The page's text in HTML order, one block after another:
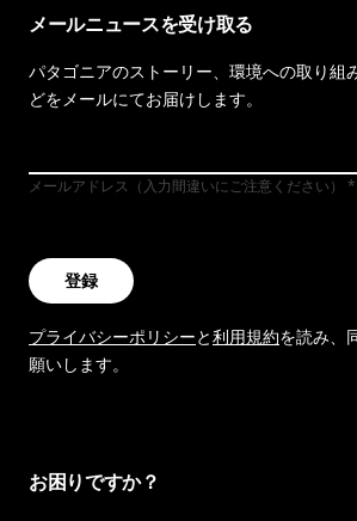
メールニュースを受け取る
パタゴニアのストーリー、環境への取り組
どをメールにてお届けします。
メールアドレス（入力間違いにご注意ください）
登録
プライバシーポリシーと利用規約を読み、
願いします。
お困りですか？